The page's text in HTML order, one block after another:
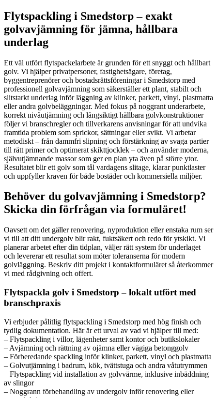
Flytspackling i Smedstorp – exakt
golvavjämning för jämna, hållbara
underlag
Ett väl utfört flytspackelarbete är grunden för ett snyggt och hållbart
golv. Vi hjälper privatpersoner, fastighetsägare, företag,
byggentreprenörer och bostadsrättsföreningar i Smedstorp med
professionell golvavjämning som säkerställer ett plant, stabilt och
slitstarkt underlag inför läggning av klinker, parkett, vinyl, plastmatta
eller andra golvbeläggningar. Med fokus på noggrant underarbete,
korrekt nivåutjämning och långsiktigt hållbara golvkonstruktioner
följer vi branschregler och tillverkarens anvisningar för att undvika
framtida problem som sprickor, sättningar eller svikt. Vi arbetar
metodiskt – från dammfri slipning och förstärkning av svaga partier
till rätt primer och optimerat skikttjocklek – och använder moderna,
självutjämnande massor som ger en plan yta även på större ytor.
Resultatet blir ett golv som tål vardagens slitage, klarar punktlaster
och uppfyller kraven för både bostäder och kommersiella miljöer.
Behöver du golvavjämning i Smedstorp?
Skicka din förfrågan via formuläret!
Oavsett om det gäller renovering, nyproduktion eller enstaka rum ser
vi till att ditt undergolv blir rakt, fuktsäkert och redo för ytskikt. Vi
planerar arbetet efter din tidplan, väljer rätt system för underlaget
och levererar ett resultat som möter toleranserna för modern
golvläggning. Beskriv ditt projekt i kontaktformuläret så återkommer
vi med rådgivning och offert.
Flytspackla golv i Smedstorp – lokalt utfört med
branschpraxis
Vi erbjuder pålitlig flytspackling i Smedstorp med hög finish och
tydlig dokumentation. Här är ett urval av vad vi hjälper till med:
– Flytspackling i villor, lägenheter samt kontor och butikslokaler
– Avjämning och rättning av ojämna eller vågiga betonggolv
– Förberedande spackling inför klinker, parkett, vinyl och plastmatta
– Golvutjämning i badrum, kök, tvättstuga och andra våtutrymmen
– Flytspackling vid installation av golvvärme, inklusive inbäddning
av slingor
– Noggrann förbehandling av undergolv inför renovering eller